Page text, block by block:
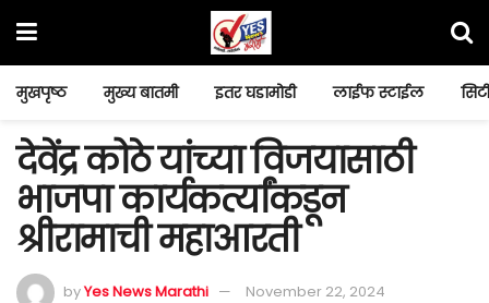
मुखपृष्ठ मुख्य बातमी इतर घडामोडी लाईफ स्टाईल
देवेंद्र कोठे यांच्या विजयासाठी
भाजपा कार्यकर्त्यांकडून
श्रीरामाची महाआरती
byYes News Marathi November 22, 2024